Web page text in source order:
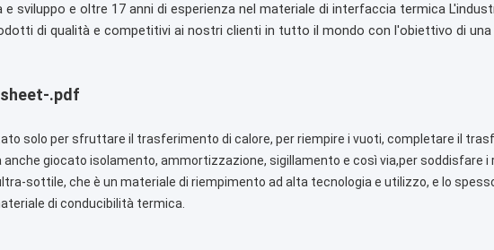
sviluppo e oltre 17 anni di esperienza nel materiale di interfaccia termica
di qualità e competitivi ai nostri clienti in tutto il mondo con l'obiettivo di
.pdf
solo per sfruttare il trasferimento di calore, per riempire i vuoti, completare il
giocato isolamento, ammortizzazione, sigillamento e così via,per soddisfare
sottile, che è un materiale di riempimento ad alta tecnologia e utilizzo, e lo
di conducibilità termica.